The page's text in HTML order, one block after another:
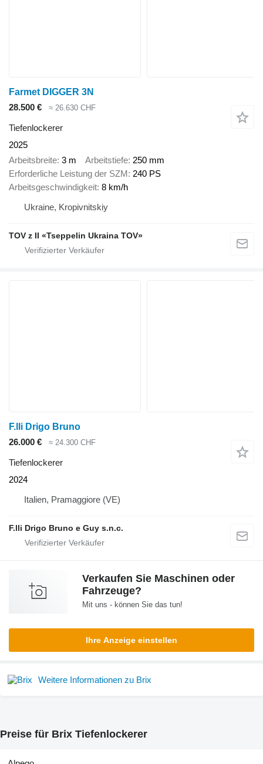
Farmet DIGGER 3N
28.500 €
≈ 26.630 CHF
Tiefenlockerer
2025
Arbeitsbreite 3 m Arbeitstiefe 250 mm
Erforderliche Leistung der SZM 240 PS
Arbeitsgeschwindigkeit 8 km/h
Ukraine, Kropivnitskiy
TOV z II «Tseppelin Ukraina TOV»
F.lli Drigo Bruno
26.000 €
≈ 24.300 CHF
Tiefenlockerer
2024
Italien, Pramaggiore (VE)
F.lli Drigo Bruno e Guy s.n.c.
Verkaufen Sie Maschinen oder
Fahrzeuge?
Mit uns - können Sie das tun!
Ihre Anzeige einstellen
Weitere Informationen zu Brix
Preise für Brix Tiefenlockerer